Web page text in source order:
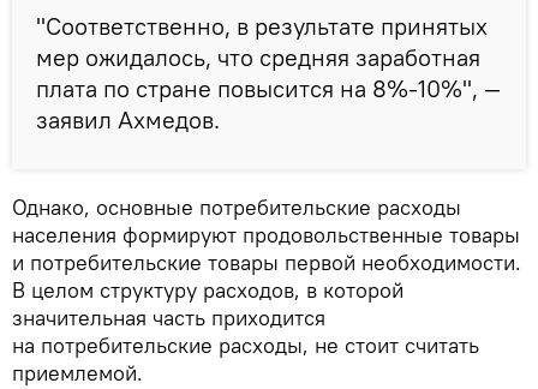
"Соответственно, в результате принятых
мер ожидалось, что средняя заработная
плата по стране повысится на 8%-10%", —
заявил Ахмедов.
Однако, основные потребительские расходы
населения формируют продовольственные товары
и потребительские товары первой необходимости.
В целом структуру расходов, в которой
значительная часть приходится
на потребительские расходы, не стоит считать
приемлемой.